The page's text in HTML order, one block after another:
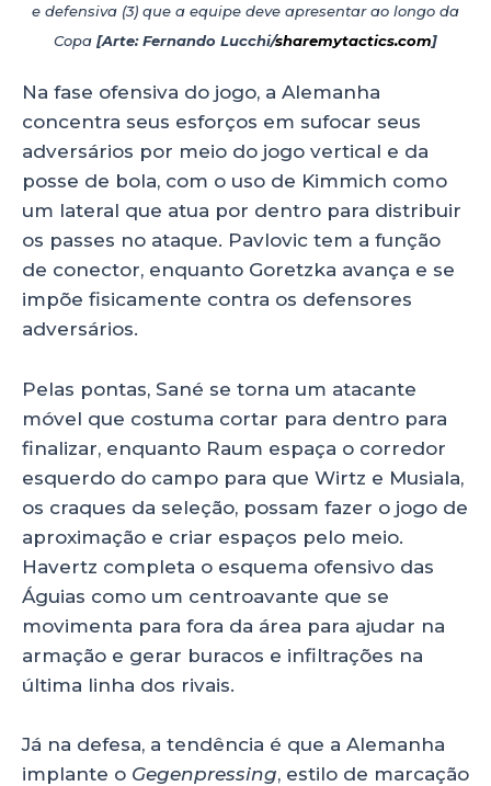
e defensiva (3) que a equipe deve apresentar ao longo da
Copa [Arte: Fernando Lucchi/sharemytactics.com]
Na fase ofensiva do jogo, a Alemanha
concentra seus esforços em sufocar seus
adversários por meio do jogo vertical e da
posse de bola, com o uso de Kimmich como
um lateral que atua por dentro para distribuir
os passes no ataque. Pavlovic tem a função
de conector, enquanto Goretzka avança e se
impõe fisicamente contra os defensores
adversários.
Pelas pontas, Sané se torna um atacante
móvel que costuma cortar para dentro para
finalizar, enquanto Raum espaça o corredor
esquerdo do campo para que Wirtz e Musiala,
os craques da seleção, possam fazer o jogo de
aproximação e criar espaços pelo meio.
Havertz completa o esquema ofensivo das
Águias como um centroavante que se
movimenta para fora da área para ajudar na
armação e gerar buracos e infiltrações na
última linha dos rivais.
Já na defesa, a tendência é que a Alemanha
implante o Gegenpressing, estilo de marcação